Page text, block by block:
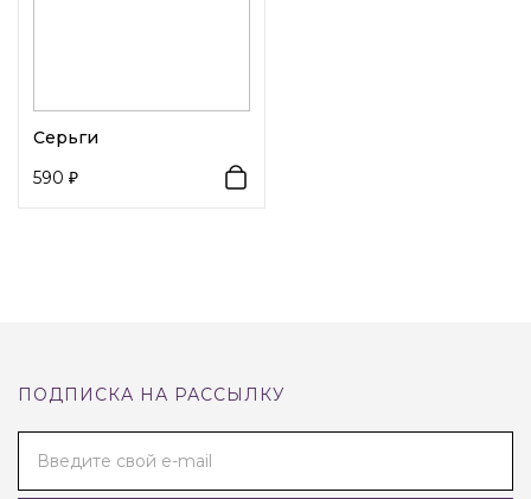
золотистой основе. Такой дизайн сочетает классику и
страз добавляет праздничного сияния. Эти серьги
Серьги
590
ПОДПИСКА НА РАССЫЛКУ
Введите свой e-mail